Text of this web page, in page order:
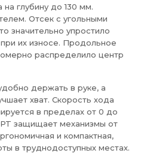
глубину до 130 мм.
Отсек с угольными
значительно упростило
их износе. Продольное
распределило центр
держать в руке, а
хват. Скорость хода
в пределах от 0 до
защищает механизмы от
и компактная,
в труднодоступных местах.